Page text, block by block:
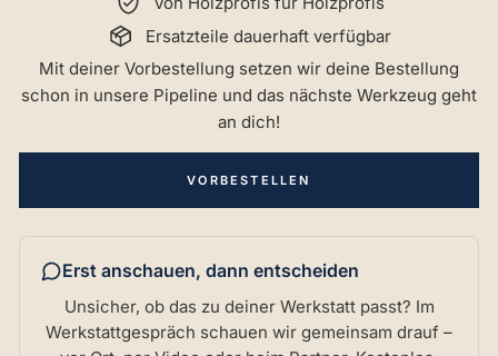
Ersatzteile dauerhaft verfügbar
Mit deiner Vorbestellung setzen wir deine Bestellung
schon in unsere Pipeline und das nächste Werkzeug geht
an dich!
VORBESTELLEN
Erst anschauen, dann entscheiden
Unsicher, ob das zu deiner Werkstatt passt? Im
Werkstattgespräch schauen wir gemeinsam drauf –